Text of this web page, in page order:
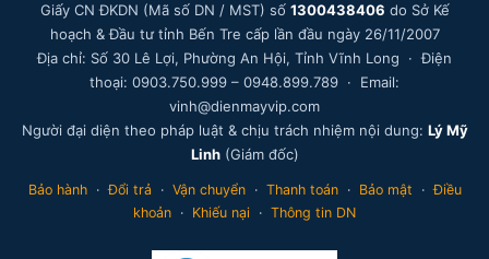
Giấy CN ĐKDN (Mã số DN / MST) số 1300438406 do Sở Kế
hoạch & Đầu tư tỉnh Bến Tre cấp lần đầu ngày 26/11/2007
Địa chỉ: Số 30 Lê Lợi, Phường An Hội, Tỉnh Vĩnh Long · Điện
thoại: 0903.750.999 – 0948.899.789 · Email:
vinh@dienmayvip.com
Người đại diện theo pháp luật & chịu trách nhiệm nội dung: Lý Mỹ
Linh(Giám đốc)
Bảo hành·Đổi trả · Vận chuyển· Thanh toán· Bảo mật ·Điều
khoản · Khiếu nại · Thông tin DN